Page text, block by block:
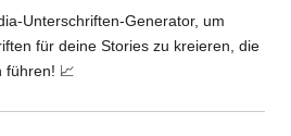
Unterschriften-Generator, um
für deine Stories zu kreieren, die
führen! 📈